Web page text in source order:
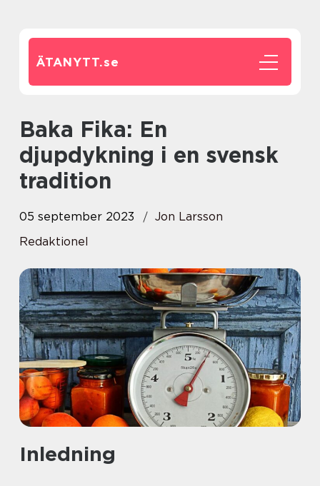
ÄTANYTT.se
Baka Fika: En
djupdykning i en svensk
tradition
05 september 2023
Jon Larsson
Redaktionel
Inledning